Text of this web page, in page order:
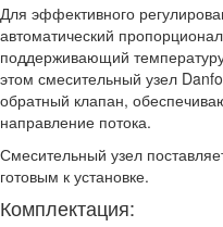
Для эффективного
автоматический
поддерживающий
этом смесительный узел
обратный клапан,
направление потока.
Смесительный узел
готовым к установке.
Комплектация: